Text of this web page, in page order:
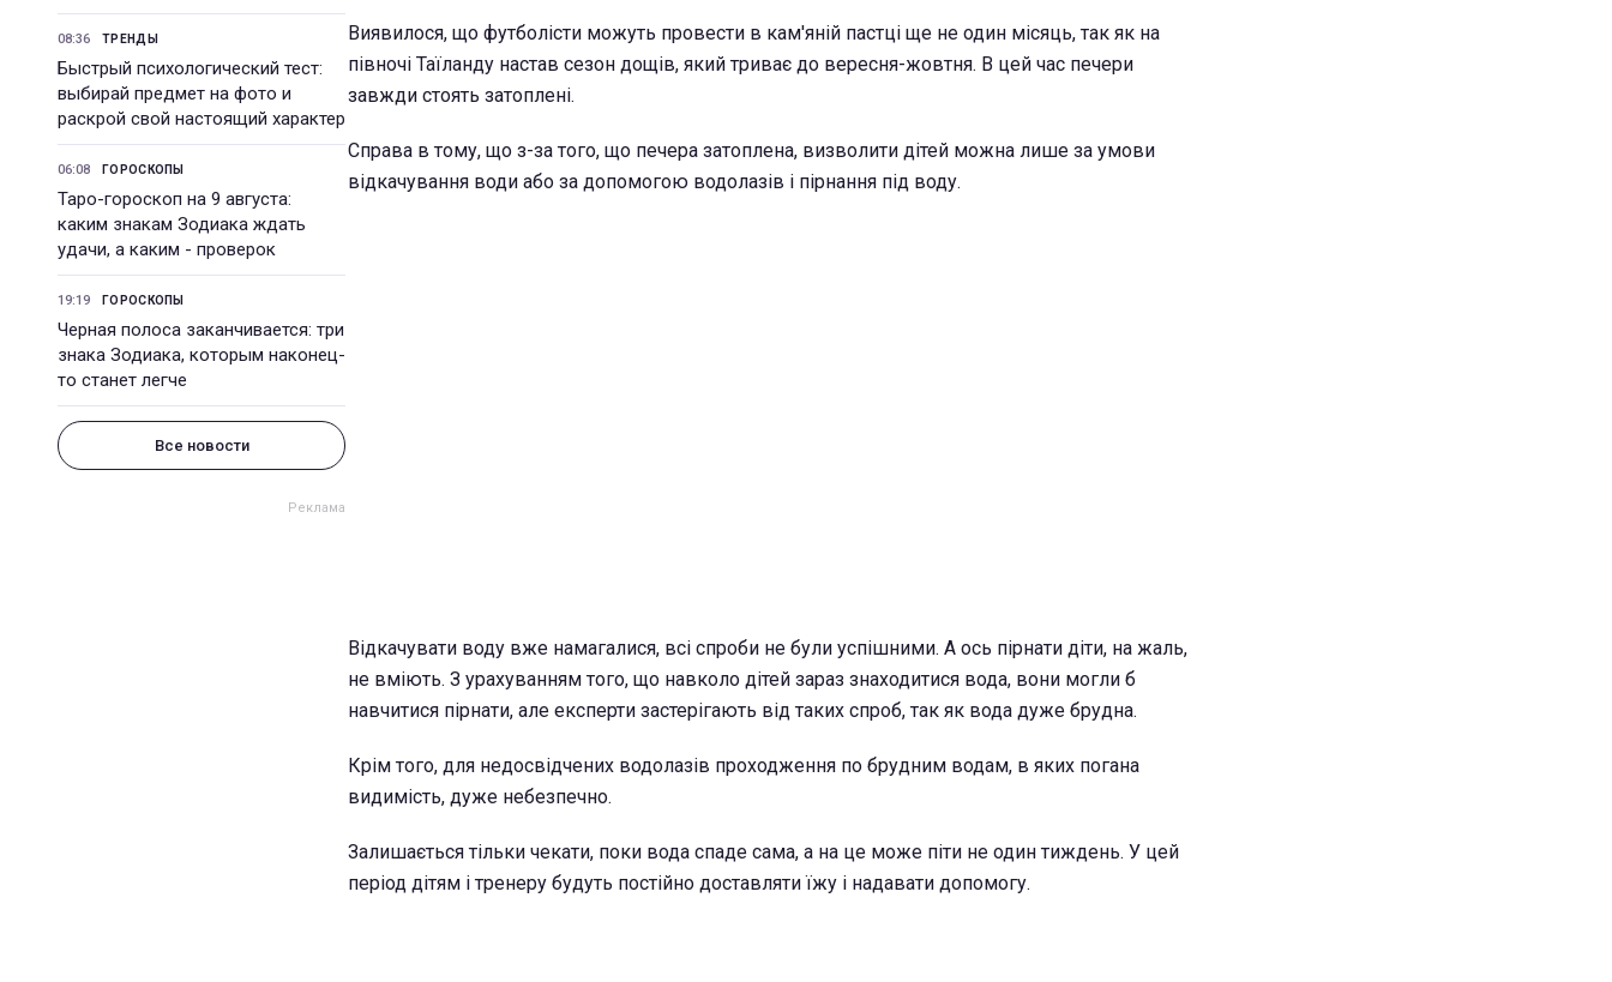
08:36 ТРЕНДЫ
Быстрый психологический тест:
выбирай предмет на фото и
раскрой свой настоящий характер
06:08 ГОРОСКОПЫ
Таро-гороскоп на 9 августа:
каким знакам Зодиака ждать
удачи, а каким - проверок
19:19 ГОРОСКОПЫ
Черная полоса заканчивается: три
знака Зодиака, которым наконец-
то станет легче
Все новости
Виявилося, що футболісти можуть провести в кам'яній пастці ще не один місяць, так як на
півночі Таїланду настав сезон дощів, який триває до вересня-жовтня. В цей час печери
завжди стоять затоплені.
Справа в тому, що з-за того, що печера затоплена, визволити дітей можна лише за умови
відкачування води або за допомогою водолазів і пірнання під воду.
Відкачувати воду вже намагалися, всі спроби не були успішними. А ось пірнати діти, на жаль,
не вміють. З урахуванням того, що навколо дітей зараз знаходитися вода, вони могли б
навчитися пірнати, але експерти застерігають від таких спроб, так як вода дуже брудна.
Крім того, для недосвідчених водолазів проходження по брудним водам, в яких погана
видимість, дуже небезпечно.
Залишається тільки чекати, поки вода спаде сама, а на це може піти не один тиждень. У цей
період дітям і тренеру будуть постійно доставляти їжу і надавати допомогу.